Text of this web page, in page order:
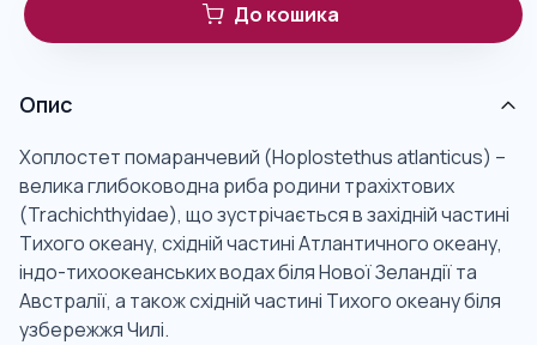
До кошика
Опис
Хоплостет помаранчевий (Hoplostethus atlanticus) –
велика глибоководна риба родини трахіхтових
(Trachichthyidae), що зустрічається в західній частині
Тихого океану, східній частині Атлантичного океану,
індо-тихоокеанських водах біля Нової Зеландії та
Австралії, а також східній частині Тихого океану біля
узбережжя Чилі.